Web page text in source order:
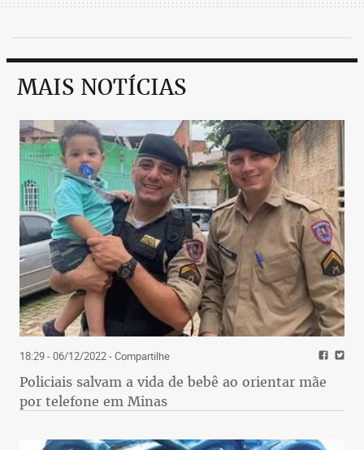
MAIS NOTÍCIAS
18:29 - 06/12/2022- Compartilhe
Policiais salvam a vida de bebê ao orientar mãe
por telefone em Minas